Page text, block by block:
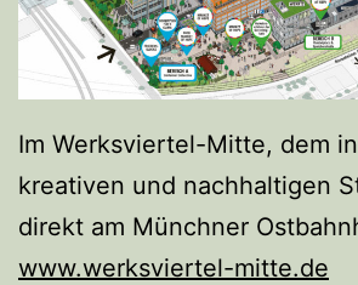
Im Werksviertel-Mitte, dem
kreativen und nachhaltigen
direkt am Münchner
www.werksviertel-mitte.de